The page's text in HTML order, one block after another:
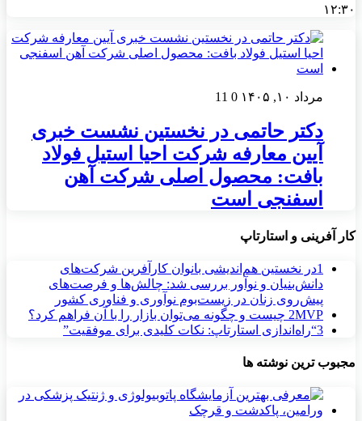
۱۲:۳۰
مرداد ۱۰, ۱۴۰۵ 0
11
دکتر حاتمی در نخستین نشست خبری
آیین معارفه شرکت احیا استیل فولاد
بافت: محصول اصلی شرکت آهن
اسفنجی است
کار آفرینی و استارتاپ
1در نخستین هم‌اندیشی بانوان کارآفرین شرکت‌های
دانش‌بنیان و نوآور بررسی شد: چالش‌ها و فرصت‌های
پیش‌روی زنان در زیست‌بوم نوآوری و فناوری کشور
2MVP چیست و چگونه می‌توان بازار را با آن فراهم کرد؟
3“راه‌اندازی استارتاپ: نکات کلیدی برای موفقیت”
مجبوب ترین نوشته ها